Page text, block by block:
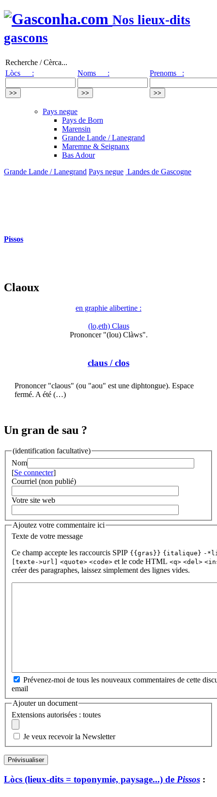
Nos lieux-dits
gascons
Recherche / Cèrca...
Lòcs :
Noms : Prenoms :
Pays negue
Pays de Born
Marensin
Grande Lande / Lanegrand
Maremne & Seignanx
Bas Adour
Grande Lande / Lanegrand Pays negue Landes de Gascogne
Pissos
Claoux
en graphie alibertine :
(lo,eth) Claus
Prononcer "(lou) Clàws".
claus / clos
Prononcer "claous" (ou "aou" est une diphtongue). Espace
fermé. A été (…)
Un gran de sau ?
(identification facultative)
Nom
[Se connecter]
Courriel (non publié)
Votre site web
Ajoutez votre commentaire ici
Texte de votre message
Ce champ accepte les raccourcis SPIP {{gras}} {italique} -
[texte->url]
<quote> <code> et le code HTML <q> <del>
créer des paragraphes, laissez simplement des lignes vides.
Prévenez-moi de tous les nouveaux commentaires de cette
email
Ajouter un document
Extensions autorisées : toutes
Je veux recevoir la Newsletter
Lòcs (lieux-dits = toponymie, paysage...) de Pissos :